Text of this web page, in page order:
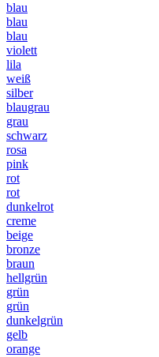
blau
blau
blau
violett
lila
weiß
silber
blaugrau
grau
schwarz
rosa
pink
rot
rot
dunkelrot
creme
beige
bronze
braun
hellgrün
grün
grün
dunkelgrün
gelb
orange